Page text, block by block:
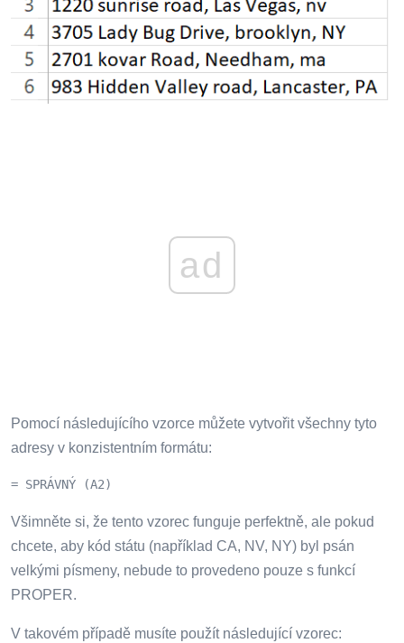
ad
Pomocí následujícího vzorce můžete vytvořit všechny tyto
adresy v konzistentním formátu:
= SPRÁVNÝ (A2)
Všimněte si, že tento vzorec funguje perfektně, ale pokud
chcete, aby kód státu (například CA, NV, NY) byl psán
velkými písmeny, nebude to provedeno pouze s funkcí
PROPER.
V takovém případě musíte použít následující vzorec: